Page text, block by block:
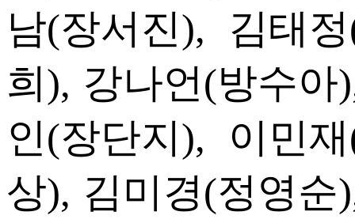
남(장서진), 김태
희), 강나언(방수
인(장단지), 이민
상), 김미경(정영